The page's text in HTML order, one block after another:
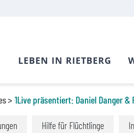
1Live präsentiert: Daniel Danger &
Hilfe für Flüchtlinge
LEBEN IN RIETBERG